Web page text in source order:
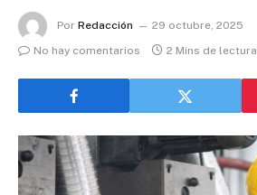
Por Redacción
29 octubre, 2025
No hay comentarios
2 Mins de lectura